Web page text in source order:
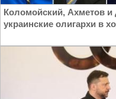
Коломойский, Ахметов и
украинские олигархи в